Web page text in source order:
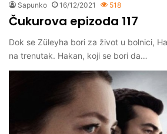
Sapunko 16/12/2021 518
Čukurova epizoda 117
Dok se Züleyha bori za život u bolnici,
na trenutak. Hakan, koji se bori da…